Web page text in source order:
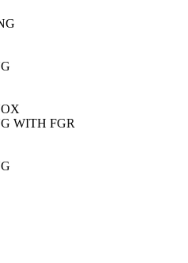
WITH FGR